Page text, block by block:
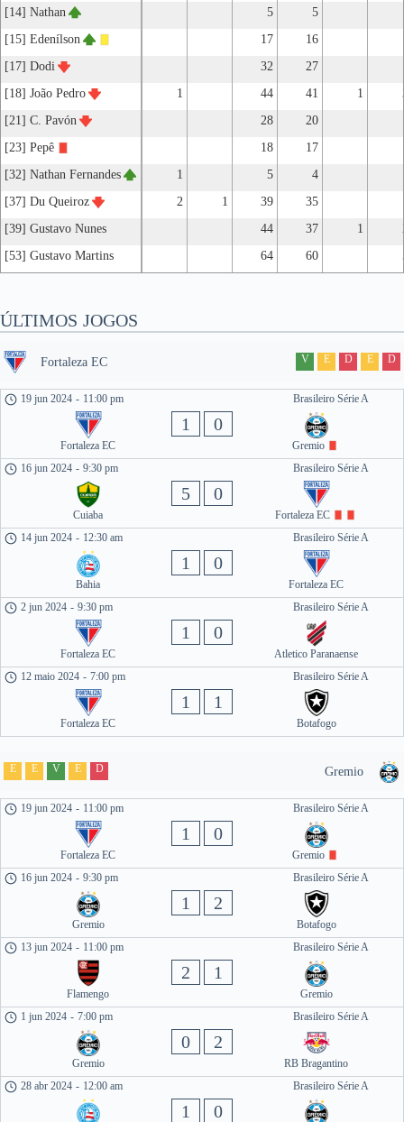
[14] Nathan 5 5
[15] Edenílson
17
16
[17] Dodi
32
27
[18] João Pedro
1 44 41 1
[21] C. Pavón
28
20
[23] Pepê
18
17
[32] Nathan Fernandes
1 5 4
[37] Du Queiroz
2 1 39 35
[39] Gustavo Nunes
44 37 1
[53] Gustavo Martins
64 60
ÚLTIMOS JOGOS
Fortaleza EC V E D E D
Brasileiro Série A
19 jun 2024 - 11:00 pm
Fortaleza EC
1 0
Gremio
Brasileiro Série A
16 jun 2024 - 9:30 pm
Cuiaba
5 0
Fortaleza EC
Brasileiro Série A
14 jun 2024 - 12:30 am
Bahia
1 0
Fortaleza EC
Brasileiro Série A
2 jun 2024 - 9:30 pm
Fortaleza EC
1 0
Atletico Paranaense
Brasileiro Série A
12 maio 2024 - 7:00 pm
Fortaleza EC
1 1
Botafogo
Gremio
E E V E D
Brasileiro Série A
19 jun 2024 - 11:00 pm
Fortaleza EC
1 0
Gremio
Brasileiro Série A
16 jun 2024 - 9:30 pm
Gremio
1 2
Botafogo
Brasileiro Série A
13 jun 2024 - 11:00 pm
Flamengo
2 1
Gremio
Brasileiro Série A
1 jun 2024 - 7:00 pm
Gremio
0 2
RB Bragantino
Brasileiro Série A
28 abr 2024 - 12:00 am
1 0